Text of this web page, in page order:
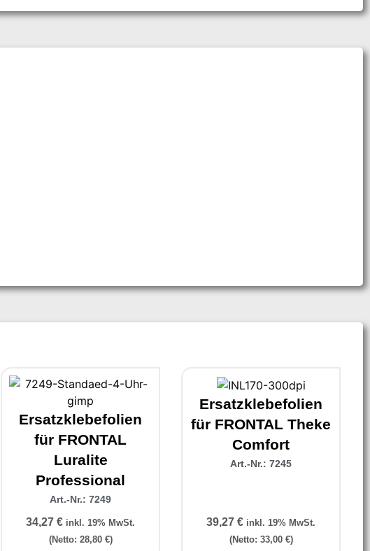
Ersatzklebefolien
für FRONTAL
Luralite
Professional
Art.-Nr.: 7249
34,27 € inkl. 19% MwSt.
(Netto: 28,80 €)
Ersatzklebefolien
für FRONTAL Theke
Comfort
Art.-Nr.: 7245
39,27 € inkl. 19% MwSt.
(Netto: 33,00 €)